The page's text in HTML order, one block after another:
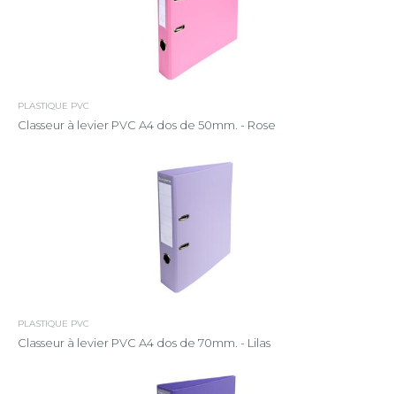
PLASTIQUE PVC
Classeur à levier PVC A4 dos de 50mm. - Rose
PLASTIQUE PVC
Classeur à levier PVC A4 dos de 70mm. - Lilas